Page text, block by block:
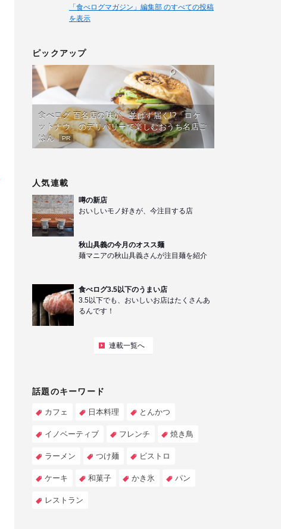
「食べログマガジン」編集部 のすべての投稿
を表示
ピックアップ
食べログ 百名店の味が、並ばず届く!?「ロケ
ットナウ」のデリバリーで楽しむおうち名店ご
はん
PR
人気連載
噂の新店
おいしいモノ好きが、今注目する店
秋山具義の今月のオスス麺
麺マニアの秋山具義さんが注目麺を紹介
食べログ3.5以下のうまい店
3.5以下でも、おいしいお店はたくさんあ
るんです！
連載一覧へ
話題のキーワード
カフェ 日本料理 とんかつ
イノベーティブ フレンチ 焼き鳥
ラーメン つけ麺 ビストロ
ケーキ 和菓子 かき氷 パン
レストラン